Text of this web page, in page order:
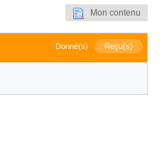
Mon contenu
Donné(s) Reçu(s)